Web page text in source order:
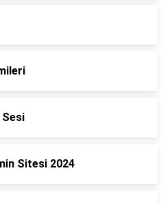
Sesi
Sitesi 2024